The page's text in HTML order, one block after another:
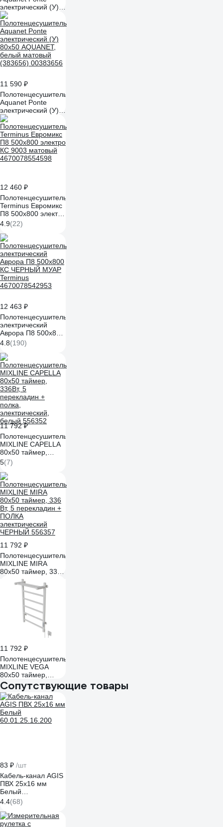
электрический (У)
80х50 AQUANET,
черный матовый
(383658) 00383658
11 590 ₽
Полотенцесушитель
Aquanet Ponte
электрический (У)
80х50 AQUANET,
белый матовый
(383656) 00383656
12 460 ₽
Полотенцесушитель
Terminus Евромикс
П8 500x800 электро
КС 9003 матовый
4670078554598
4.9(22)
12 463 ₽
Полотенцесушитель
электрический
Аврора П8 500x800
КС ЧЕРНЫЙ МУАР
Terminus
4670078542953
4.8(190)
11 792 ₽
Полотенцесушитель
MIXLINE CAPELLA
80x50 таймер,
336Вт, 5
перекладин +
полка,
электрический,
белый 556352
5(7)
11 792 ₽
Полотенцесушитель
MIXLINE MIRA
80x50 таймер, 336
Вт, 5 перекладин +
ПОЛКА
электрический
ЧЕРНЫЙ 556357
11 792 ₽
Полотенцесушитель
MIXLINE VEGA
80x50 таймер,
318Вт, 5
перекладин +
ПОЛКА
электрический
БЕЛЫЙ 556354
Сопутствующие товары
83 ₽ /шт
Кабель-канал AGIS
ПВХ 25x16 мм
Белый
60.01.25.16.200
4.4(68)